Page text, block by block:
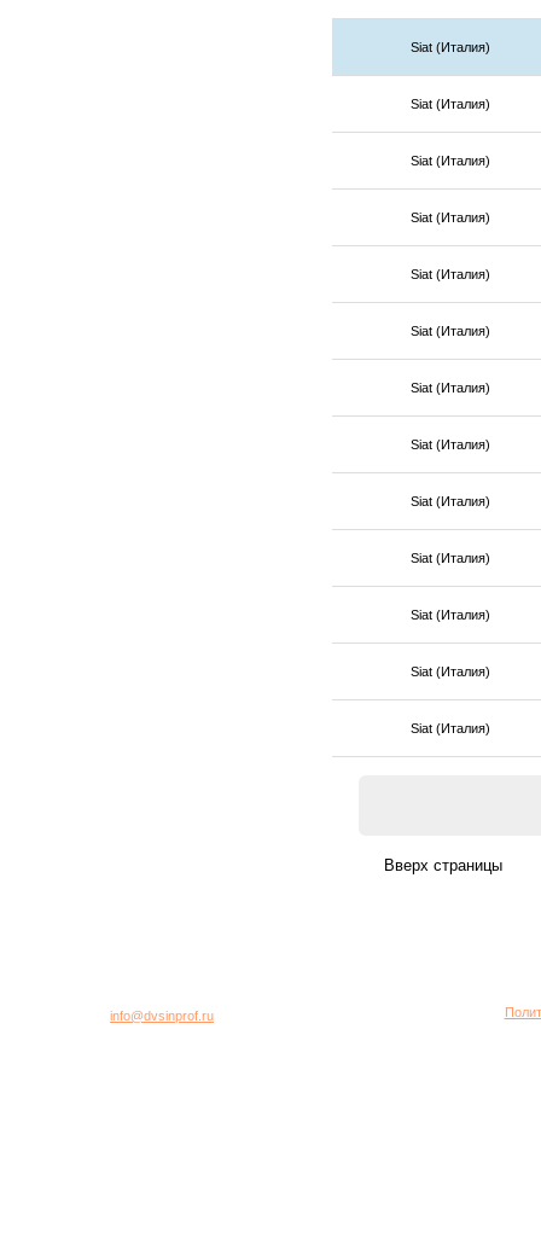
Siat (Италия)
Siat (Италия)
Siat (Италия)
Siat (Италия)
Siat (Италия)
Siat (Италия)
Siat (Италия)
Siat (Италия)
Siat (Италия)
Siat (Италия)
Siat (Италия)
Siat (Италия)
Siat (Италия)
info@dvsinprof.ru